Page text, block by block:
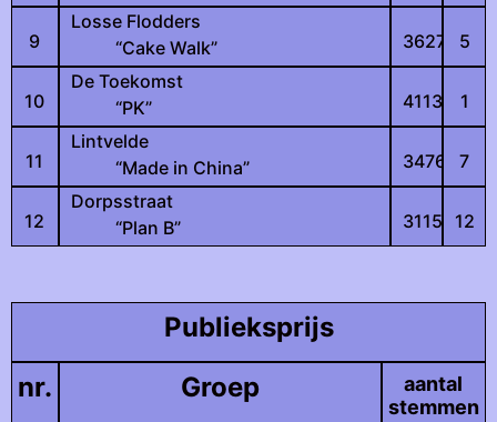
9
Losse Flodders
“Cake Walk”
3627 5
10
De Toekomst
“PK”
4113 1
11
Lintvelde
“Made in China”
3476 7
12
Dorpsstraat
“Plan B”
3115 12
Publieksprijs
nr.
Groep
aantal
stemmen